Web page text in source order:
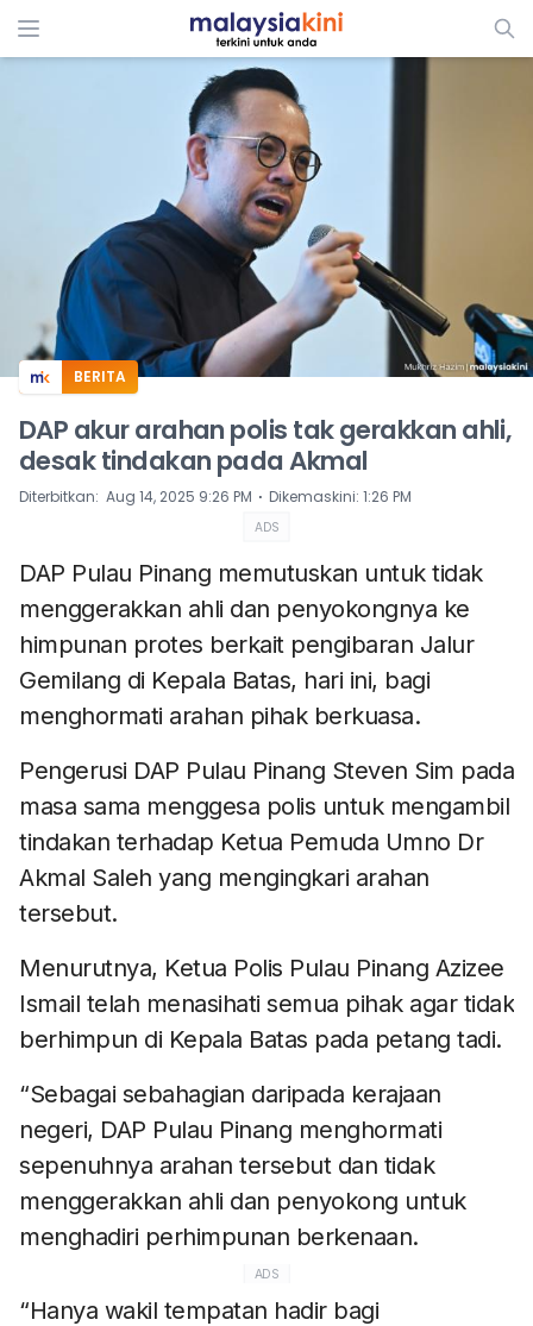
ADS
BERITA
DAP akur arahan polis tak gerakkan ahli,
desak tindakan pada Akmal
Diterbitkan: Aug 14, 2025 9:26 PM ⋅ Dikemaskini: 1:26 PM
ADS
DAP Pulau Pinang memutuskan untuk tidak
menggerakkan ahli dan penyokongnya ke
himpunan protes berkait pengibaran Jalur
Gemilang di Kepala Batas, hari ini, bagi
menghormati arahan pihak berkuasa.
Pengerusi DAP Pulau Pinang Steven Sim pada
masa sama menggesa polis untuk mengambil
tindakan terhadap Ketua Pemuda Umno Dr
Akmal Saleh yang mengingkari arahan
tersebut.
Menurutnya, Ketua Polis Pulau Pinang Azizee
Ismail telah menasihati semua pihak agar tidak
berhimpun di Kepala Batas pada petang tadi.
“Sebagai sebahagian daripada kerajaan
negeri, DAP Pulau Pinang menghormati
sepenuhnya arahan tersebut dan tidak
menggerakkan ahli dan penyokong untuk
menghadiri perhimpunan berkenaan.
ADS
“Hanya wakil tempatan hadir bagi